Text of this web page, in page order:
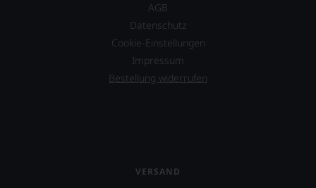
AGB
Datenschutz
Cookie-Einstellungen
Impressum
Bestellung widerrufen
VERSAND